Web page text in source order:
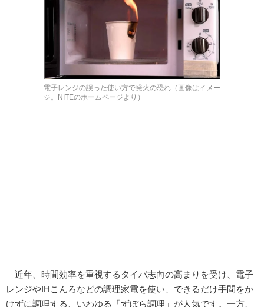
電子レンジの誤った使い方で発火の恐れ（画像はイメー
ジ。NITEのホームページより）
近年、時間効率を重視するタイパ志向の高まりを受け、電子
レンジやIHこんろなどの調理家電を使い、できるだけ手間をか
けずに調理する、いわゆる「ずぼら調理」が人気です。一方、